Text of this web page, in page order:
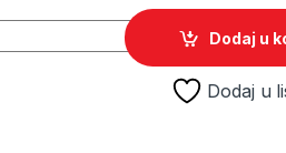
adapter 3.5mm muški na 3.5mm
Dodaj u
Dodaj u